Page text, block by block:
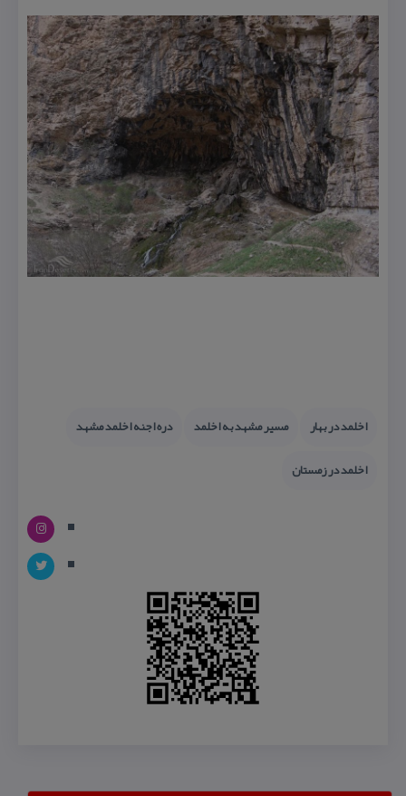
اخلمد در بهار مسیر مشهد به اخلمد
دره اجنه اخلمد مشهد
اخلمد در زمستان